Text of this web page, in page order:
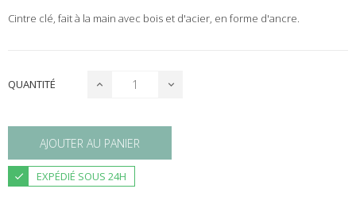
Cintre clé, fait à la main avec bois et d'acier, en forme d'ancre.
QUANTITÉ
AJOUTER AU PANIER
EXPÉDIÉ SOUS 24H